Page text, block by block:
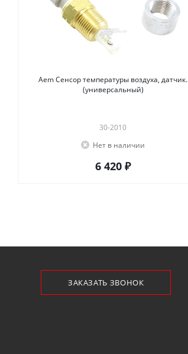
Aem Сенсор температуры воздуха, датчик.
(универсальный)
30-2010
Нет в наличии
6 420 ₽
ЗАКАЗАТЬ ЗВОНОК